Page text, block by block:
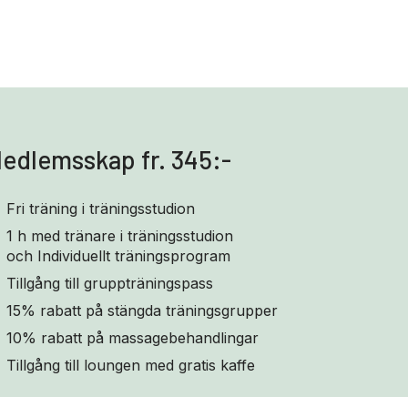
fr. 345:-
Fri träning i träningsstudion
1 h med tränare i träningsstudion
och Individuellt träningsprogram
Tillgång till gruppträningspass
15% rabatt på stängda träningsgrupper
10% rabatt på massagebehandlingar
Tillgång till loungen med gratis kaffe